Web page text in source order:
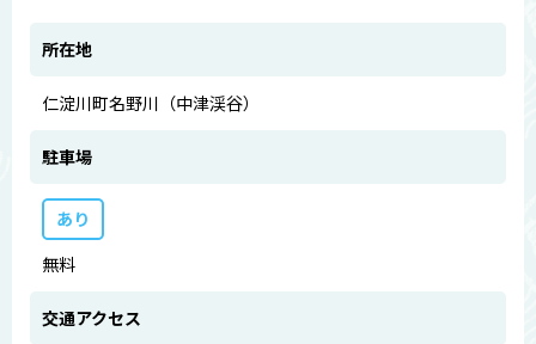
所在地
仁淀川町名野川（中津渓谷）
駐車場
あり
無料
交通アクセス